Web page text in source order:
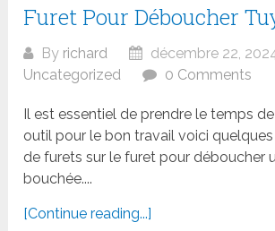
Furet Pour Déboucher
By richard
décembre 22,
Uncategorized
0 Comments
Il est essentiel de prendre le temps
outil pour le bon travail voici
de furets sur le furet pour déboucher
bouchée....
[Continue reading...]